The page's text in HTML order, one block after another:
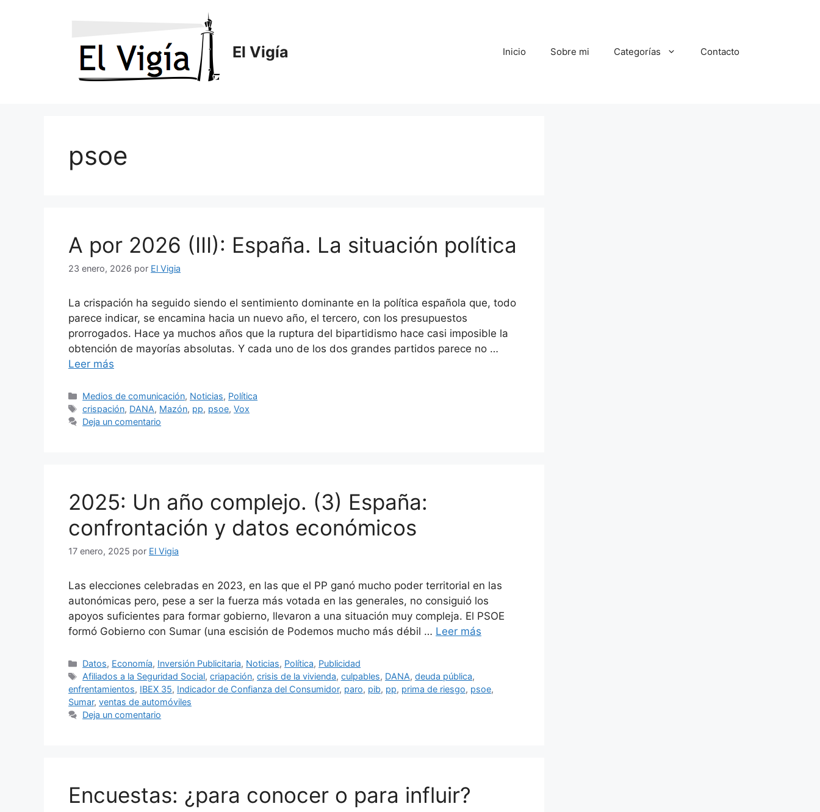
El Vigía Inicio Sobre mi Categorías Contacto
psoe
A por 2026 (III): España. La situación política
23 enero, 2026 por El Vigia
La crispación ha seguido siendo el sentimiento dominante en la política española que, todo
parece indicar, se encamina hacia un nuevo año, el tercero, con los presupuestos
prorrogados. Hace ya muchos años que la ruptura del bipartidismo hace casi imposible la
obtención de mayorías absolutas. Y cada uno de los dos grandes partidos parece no …
Leer más
Categorías
Medios de comunicación, Noticias, Política
Etiquetas
crispación, DANA, Mazón, pp, psoe,Vox
Deja un comentario
2025: Un año complejo. (3) España:
confrontación y datos económicos
17 enero, 2025 por El Vigia
Las elecciones celebradas en 2023, en las que el PP ganó mucho poder territorial en las
autonómicas pero, pese a ser la fuerza más votada en las generales, no consiguió los
apoyos suficientes para formar gobierno, llevaron a una situación muy compleja. El PSOE
formó Gobierno con Sumar (una escisión de Podemos mucho más débil … Leer más
Categorías
Datos, Economía, Inversión Publicitaria, Noticias, Política, Publicidad
Etiquetas
Afiliados a la Seguridad Social,criapación,crisis de la vivienda,culpables, DANA,deuda pública,
enfrentamientos, IBEX 35, Indicador de Confianza del Consumidor, paro, pib, pp, prima de riesgo, psoe,
Sumar, ventas de automóviles
Deja un comentario
Encuestas: ¿para conocer o para influir?